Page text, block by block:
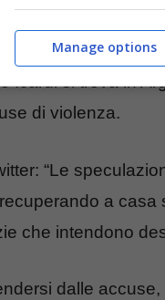
sottolineato
attenzione a
Icardi si trova in
di violenza.
“Le
a
che intendono
dalle
Manage options